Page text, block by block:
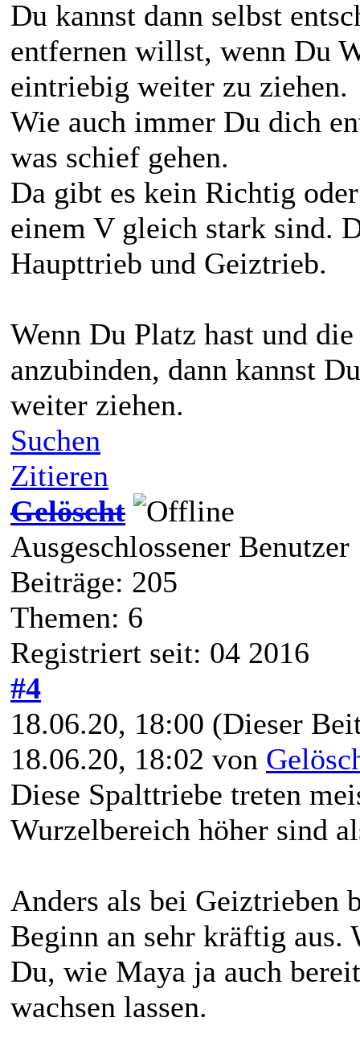
Du kannst dann selbst
entfernen willst, wenn Du
eintriebig weiter zu ziehen.
Wie auch immer Du dich
was schief gehen.
Da gibt es kein Richtig
einem V gleich stark sind.
Haupttrieb und Geiztrieb.
Wenn Du Platz hast und
anzubinden, dann kannst
weiter ziehen.
Suchen
Zitieren
Gelöscht
Ausgeschlossener Benutzer
Beiträge: 205
Themen: 6
Registriert seit: 04 2016
#4
18.06.20, 18:00 (Dieser
18.06.20, 18:02 von
Diese Spalttriebe treten
Wurzelbereich höher sind
Anders als bei Geiztrieben
Beginn an sehr kräftig aus.
Du, wie Maya ja auch
wachsen lassen.